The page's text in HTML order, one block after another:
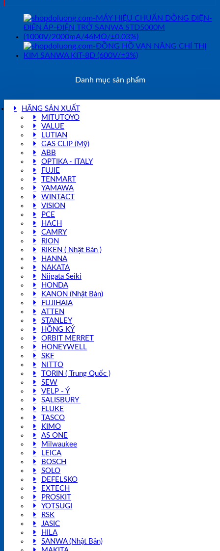
Danh mục sản phẩm
HÃNG SẢN XUẤT
MITUTOYO
VALUE
LUTIAN
GAS CLIP (Mỹ)
ABB
OPTIKA - ITALY
FUJIE
TENMART
YAMAWA
WINTACT
VISION
PCE
HACH
CAMRY
RION
RIKEN ( Nhật Bản )
HANNA
NAKATA
Niigata Seiki
HONDA
KANON (Nhật Bản)
FUJIHAIA
ATTEN
STANLEY
HỒNG KÝ
ORBIT MERRET
HONEYWELL
SKF
NITTO
TORIN ( Trung Quốc )
SEW
VELP - Ý
SALISBURY
FLUKE
TASCO
KIMO
AS ONE
Milwaukee
LEICA
BOSCH
SOLO
DEFELSKO
EXTECH
PROSKIT
YOTSUGI
RSK
JASIC
HILA
SANWA (Nhật Bản)